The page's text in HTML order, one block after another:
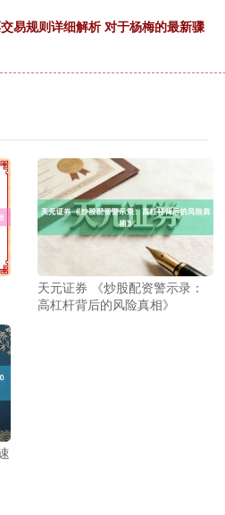
易规则详细解析 对于杨梅的最新骤
天元证券 《炒股配资警示录：
高杠杆背后的风险真相》